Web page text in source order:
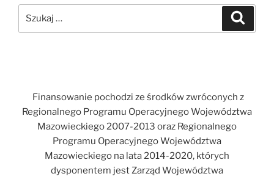
Finansowanie pochodzi ze środków zwróconych z
Regionalnego Programu Operacyjnego Województwa
Mazowieckiego 2007-2013 oraz Regionalnego
Programu Operacyjnego Województwa
Mazowieckiego na lata 2014-2020, których
dysponentem jest Zarząd Województwa